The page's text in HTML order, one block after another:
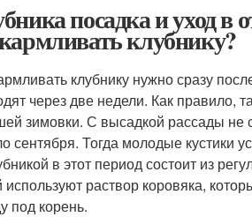
посадка и уход в
клубнику?
клубнику нужно сразу
через две недели. Как правило,
зимовки. С высадкой рассады не
сентября. Тогда молодые кустики
в этот период состоит из
используют раствор коровяка,
под корень.